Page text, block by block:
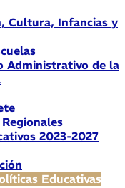
Cultura, Infancias y
Administrativo de la
2023-2027
Educativas